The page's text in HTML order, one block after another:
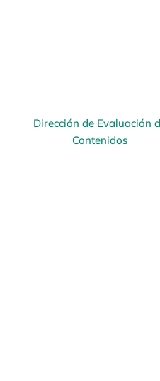
Dirección de Evaluación
Contenidos